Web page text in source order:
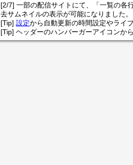
[2/7] 一部の配信サイトにて、「一覧の各
去サムネイルの表示が可能になりました。
[Tip] 設定から自動更新の時間設定やライ
[Tip] ヘッダーのハンバーガーアイコンか